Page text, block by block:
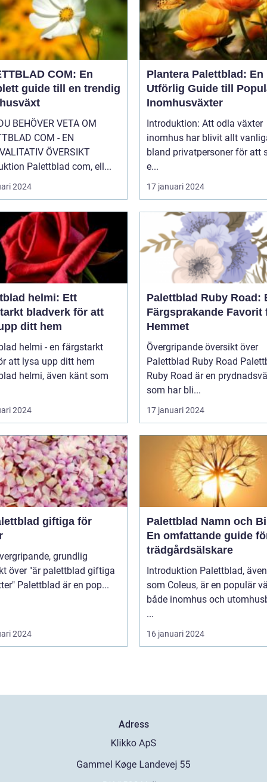
COM: En
guide till en trendig
BEHÖVER VETA OM
COM - EN
ÖVERSIKT
Palettblad com, ell...
2024
Plantera Palettblad: En
Utförlig Guide till
Inomhusväxter
Introduktion: Att odla växter
inomhus har blivit allt
bland privatpersoner för att
e...
17 januari 2024
helmi: Ett
bladverk för att
ditt hem
helmi - en färgstarkt
att lysa upp ditt hem
helmi, även känt som
2024
Palettblad Ruby Road:
Färgsprakande Favorit
Hemmet
Övergripande översikt över
Palettblad Ruby Road Palettblad
Ruby Road är en
som har bli...
17 januari 2024
giftiga för
över "är palettblad giftiga
för katter" Palettblad är en pop...
2024
Palettblad Namn och
En omfattande guide
trädgårdsälskare
Introduktion Palettblad,
som Coleus, är en populär
både inomhus och
...
16 januari 2024
Adress